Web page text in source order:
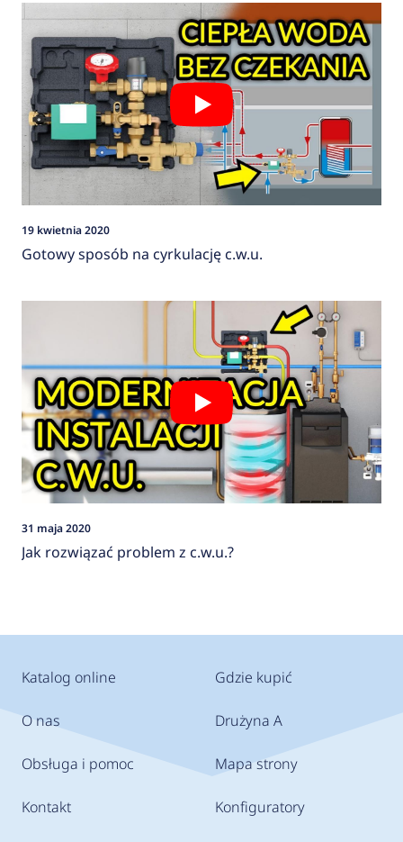
19 kwietnia 2020
Gotowy sposób na cyrkulację c.w.u.
31 maja 2020
Jak rozwiązać problem z c.w.u.?
Katalog online
O nas
Obsługa i pomoc
Kontakt
Gdzie kupić
Drużyna A
Mapa strony
Konfiguratory